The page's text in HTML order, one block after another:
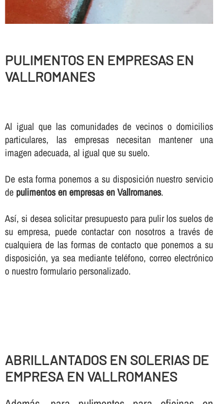
PULIMENTOS EN EMPRESAS EN
VALLROMANES
Al igual que las comunidades de vecinos o domicilios
particulares, las empresas necesitan mantener una
imagen adecuada, al igual que su suelo.
De esta forma ponemos a su disposición nuestro servicio
de pulimentos en empresas en Vallromanes.
Así­, si desea solicitar presupuesto para pulir los suelos de
su empresa, puede contactar con nosotros a través de
cualquiera de las formas de contacto que ponemos a su
disposición, ya sea mediante teléfono, correo electrónico
o nuestro formulario personalizado.
ABRILLANTADOS EN SOLERIAS DE
EMPRESA EN VALLROMANES